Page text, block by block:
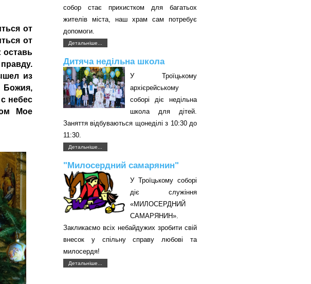
от
от
оставь
из
Божия,
небес
Мое
собор стає прихистком для багатьох
жителів міста, наш храм сам потребує
допомоги.
Детальніше...
Дитяча недільна школа
У Троїцькому
архієрейському
соборі діє недільна
школа для дітей.
Заняття відбуваються щонеділі з 10:30 до
11:30.
Детальніше...
"Милосердний самарянин"
У Троїцькому соборі
діє служіння
«МИЛОСЕРДНИЙ
САМАРЯНИН».
Закликаємо всіх небайдужих зробити свій
внесок у спільну справу любові та
милосердя!
Детальніше...